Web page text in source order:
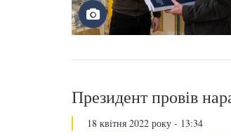
Президент провів
18 квітня 2022 року - 13:34